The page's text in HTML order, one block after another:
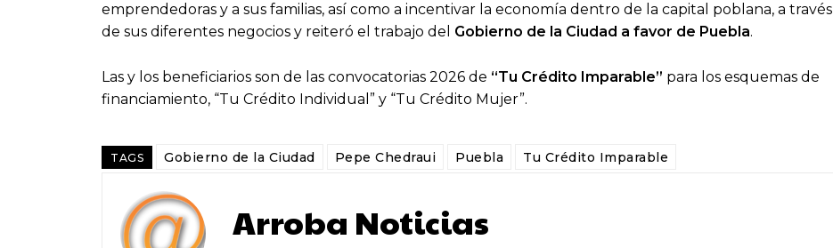
emprendedoras y a sus familias, así como a incentivar la economía dentro de la capital poblana, a través
de sus diferentes negocios y reiteró el trabajo del Gobierno de la Ciudad a favor de Puebla.
Las y los beneficiarios son de las convocatorias 2026 de “Tu Crédito Imparable” para los esquemas de
financiamiento, “Tu Crédito Individual” y “Tu Crédito Mujer”.
TAGS Gobierno de la Ciudad Pepe Chedraui Puebla Tu Crédito Imparable
Arroba Noticias